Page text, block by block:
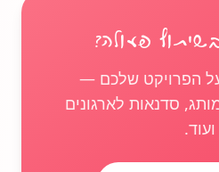
פעולה?
הפרויקט שלכם —
סדנאות לארגונים
ועוד.